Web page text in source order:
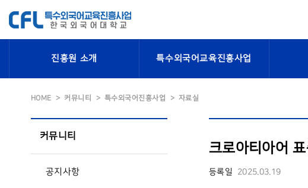
진흥원 소개 특수외국어교육진흥사업
HOME 커뮤니티 특수외국어진흥사업 자료실
커뮤니티
공지사항
크로아티아어
등록일 2025.03.19